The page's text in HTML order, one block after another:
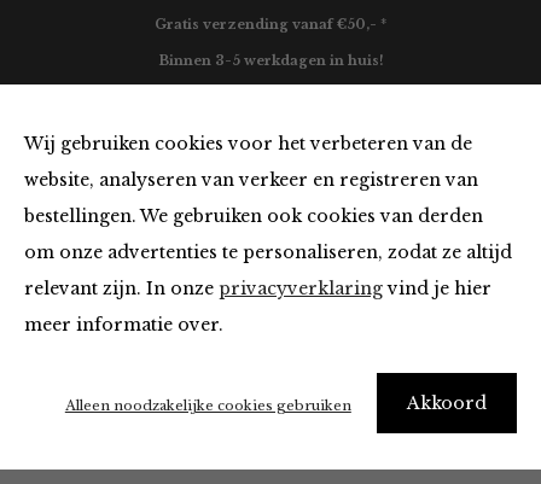
Wij gebruiken cookies voor het verbeteren van de
website, analyseren van verkeer en registreren van
bestellingen. We gebruiken ook cookies van derden
om onze advertenties te personaliseren, zodat ze altijd
relevant zijn. In onze privacyverklaringvind je hier
meer informatie over.
Akkoord
Alleen noodzakelijke cookies gebruiken
Gratis verzending vanaf €50,- *
Binnen 3-5 werkdagen in huis!
Must Haves
Home Winkel Accessoires Must Haves